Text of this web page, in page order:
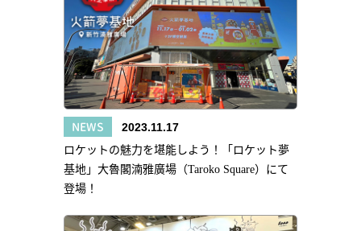
NEWS 2023.11.17
ロケットの魅力を堪能しよう！「ロケット夢
基地」大魯閣湳雅廣場（Taroko Square）にて
登場！